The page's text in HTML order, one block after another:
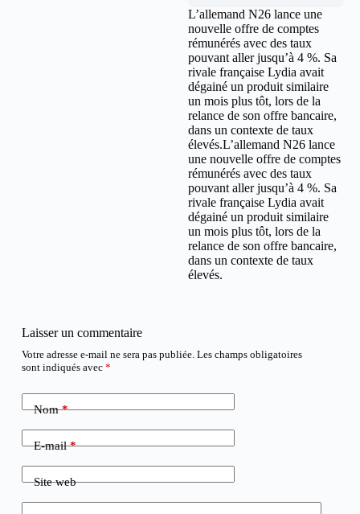
L’allemand N26 lance une
nouvelle offre de comptes
rémunérés avec des taux
pouvant aller jusqu’à 4 %. Sa
rivale française Lydia avait
dégainé un produit similaire
un mois plus tôt, lors de la
relance de son offre bancaire,
dans un contexte de taux
élevés.L’allemand N26 lance
une nouvelle offre de comptes
rémunérés avec des taux
pouvant aller jusqu’à 4 %. Sa
rivale française Lydia avait
dégainé un produit similaire
un mois plus tôt, lors de la
relance de son offre bancaire,
dans un contexte de taux
élevés.
Laisser un commentaire
Votre adresse e-mail ne sera pas publiée. Les champs obligatoires
sont indiqués avec *
Nom*
E-mail*
Site web